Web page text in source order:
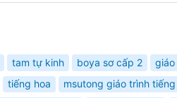
tam tự kinh boya sơ cấp 2
tiếng hoa msutong giáo trình